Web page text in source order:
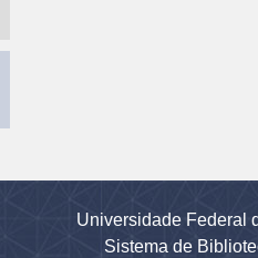
Universidade Federal
Sistema de